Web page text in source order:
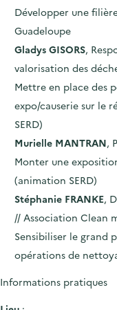
Développer une
Guadeloupe
Gladys GISORS,
valorisation des
Mettre en place des
expo/causerie sur le
SERD)
Murielle MANTRAN,
Monter une
(animation SERD)
Stéphanie FRANKE,
// Association Clean
Sensibiliser le grand
opérations de
Informations pratiques